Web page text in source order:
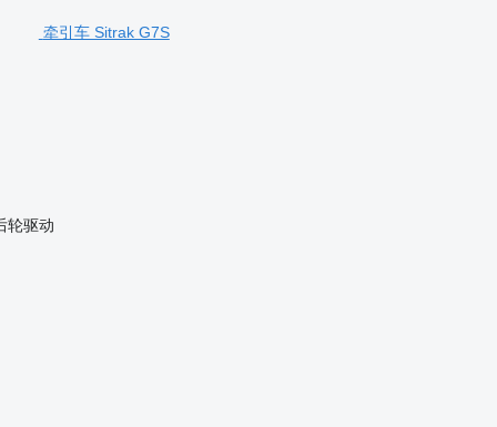
牵引车 Sitrak G7S
轮驱动